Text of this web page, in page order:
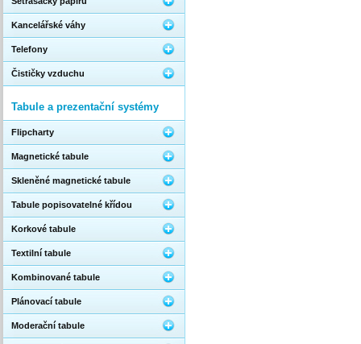
Kancelářské váhy
Telefony
Čističky vzduchu
Tabule a prezentační systémy
Flipcharty
Magnetické tabule
Skleněné magnetické tabule
Tabule popisovatelné křídou
Korkové tabule
Textilní tabule
Kombinované tabule
Plánovací tabule
Moderační tabule